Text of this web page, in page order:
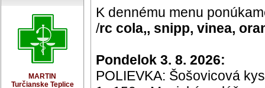
MARTIN
Turčianske Teplice
K dennému menu
/rc cola,, snipp, vinea,
Pondelok 3. 8. 2026:
POLIEVKA: Šošovicová